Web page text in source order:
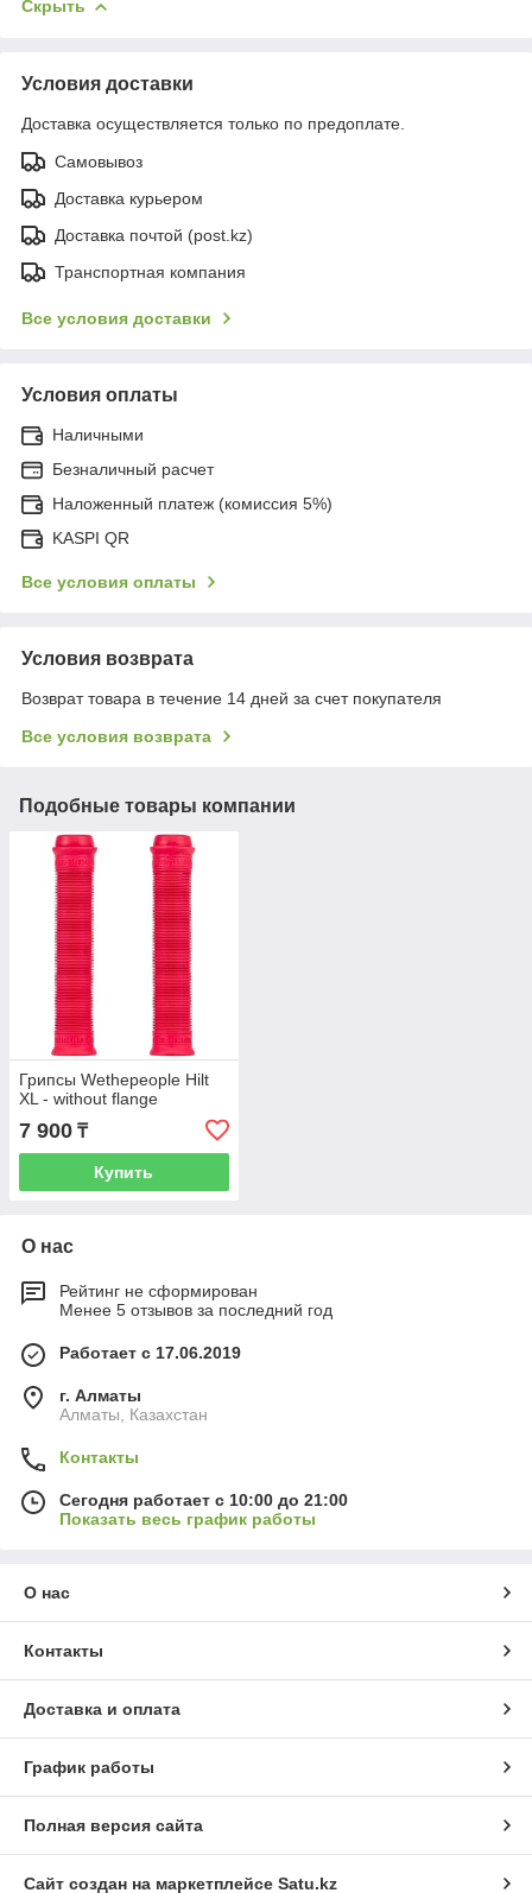
Скрыть
Условия доставки
Доставка осуществляется только по предоплате.
Самовывоз
Доставка курьером
Доставка почтой (post.kz)
Транспортная компания
Все условия доставки
Условия оплаты
Наличными
Безналичный расчет
Наложенный платеж (комиссия 5%)
KASPI QR
Все условия оплаты
Условия возврата
Возврат товара в течение 14 дней за счет покупателя
Все условия возврата
Подобные товары компании
Грипсы Wethepeople Hilt
XL - without flange
7 900 ₸
Купить
О нас
Рейтинг не сформирован
Менее 5 отзывов за последний год
Работает с 17.06.2019
г. Алматы
Алматы, Казахстан
Контакты
Сегодня работает с 10:00 до 21:00
Показать весь график работы
О нас
Контакты
Доставка и оплата
График работы
Полная версия сайта
Сайт создан на маркетплейсе Satu.kz